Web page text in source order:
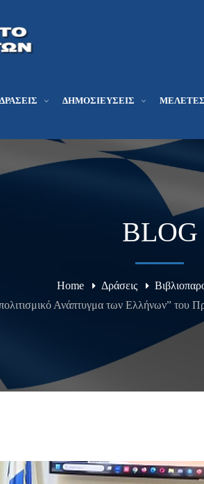
ΔΡΆΣΕΙΣ ΔΗΜΟΣΙΕΎΣΕΙΣ ΜΕΛΕΤΕΣ
BLOG
Home Δράσεις
Ανάπτυγμα των Ελλήνων”